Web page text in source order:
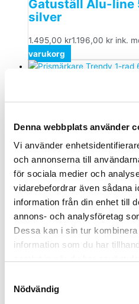
Denna webbplats använder
Vi använder
och annonserna till
för sociala medier och
vidarebefordrar även sådana
information från din enhet till
annons- och analysföretag
Dessa kan i sin tur
information som du har
Nödvändig
Gatuställ Alu-line
silver
1.495,00 kr1.196,00 kr ink.
varukorg
Prismärkare
varukorg
Butiksmaterial
Gatuställ Gotic
1.596,00 ink.
varukorg
Butiksmaterial
Gatuställ